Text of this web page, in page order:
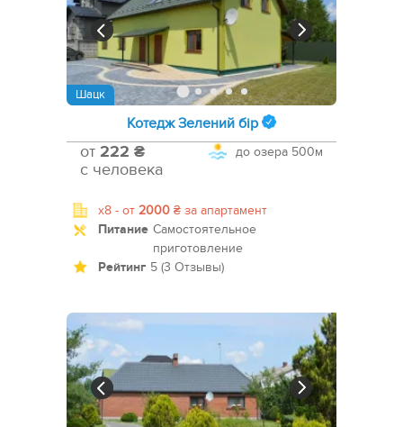
Шацк
Котедж Зелений бір
до озера 500м
от 222 ₴
с человека
x8 - от 2000 ₴ за апартамент
Питание Самостоятельное
приготовление
Рейтинг 5 (3 Отзывы)